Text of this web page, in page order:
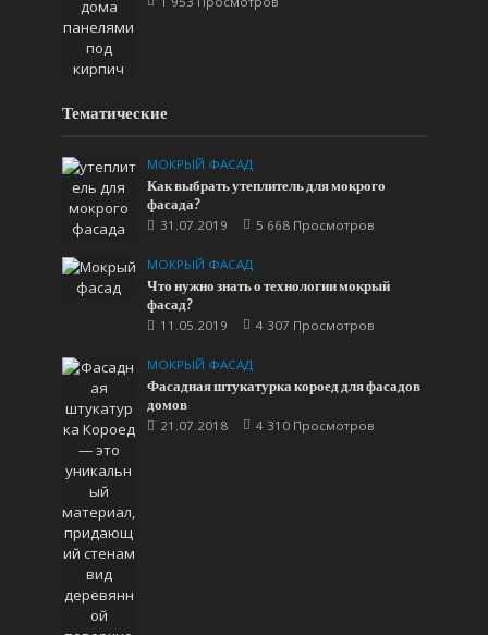
Тематические
МОКРЫЙ ФАСАД
Как выбрать утеплитель для мокрого
фасада?
31.07.2019
5 668 Просмотров
МОКРЫЙ ФАСАД
Что нужно знать о технологии мокрый
фасад?
11.05.2019
4 307 Просмотров
МОКРЫЙ ФАСАД
Фасадная штукатурка короед для фасадов
домов
21.07.2018
4 310 Просмотров